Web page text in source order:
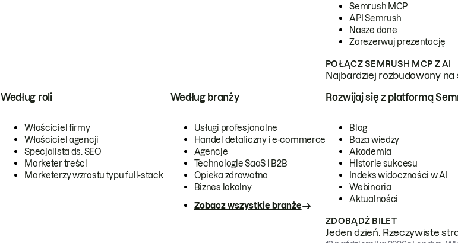
Semrush MCP
API Semrush
Nasze dane
Zarezerwuj prezentację
POŁĄCZ SEMRUSH MCP Z AI
Najbardziej rozbudowany
Według roli
Właściciel firmy
Właściciel agencji
Specjalista ds. SEO
Marketer treści
Marketerzy wzrostu typu full-stack
Według branży
Usługi profesjonalne
Handel detaliczny i e-commerce
Agencje
Technologie SaaS i B2B
Opieka zdrowotna
Biznes lokalny
Zobacz wszystkie branże
Rozwijaj się z platformą
Blog
Baza wiedzy
Akademia
Historie sukcesu
Indeks widoczności w AI
Webinaria
Aktualności
ZDOBĄDŹ BILET
Jeden dzień. Rzeczywiste